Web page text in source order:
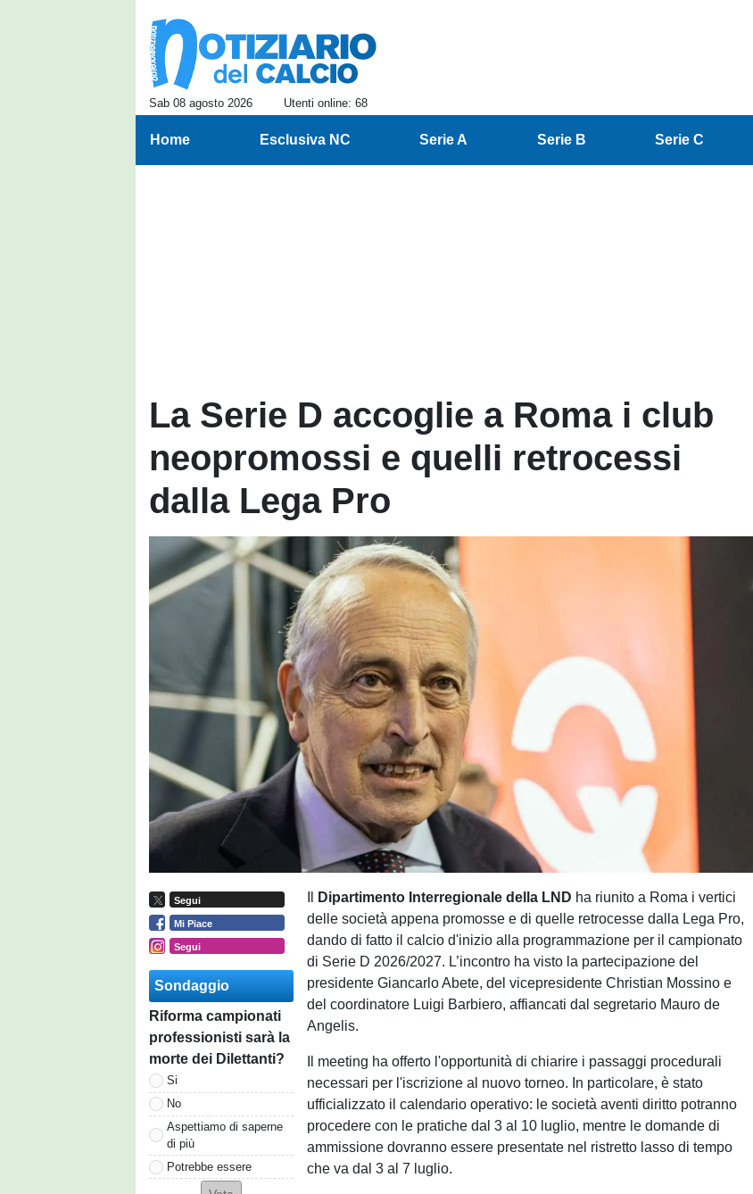
Sab 08 agosto 2026 Utenti online: 68
Home Esclusiva NC Serie A Serie B Serie C
La Serie D accoglie a Roma i club
neopromossi e quelli retrocessi
dalla Lega Pro
Segui
Mi Piace
Segui
Sondaggio
Riforma campionati
professionisti sarà la
morte dei Dilettanti?
Si
No
Aspettiamo di saperne
di più
Potrebbe essere
Dipartimento Interregionale della LND ha riunito a Roma i vertici
delle società appena promosse e di quelle retrocesse dalla Lega Pro,
dando di fatto il calcio d'inizio alla programmazione per il campionato
di Serie D 2026/2027. L’incontro ha visto la partecipazione del
presidente Giancarlo Abete, del vicepresidente Christian Mossino e
del coordinatore Luigi Barbiero, affiancati dal segretario Mauro de
Angelis.
Il meeting ha offerto l'opportunità di chiarire i passaggi procedurali
necessari per l'iscrizione al nuovo torneo. In particolare, è stato
ufficializzato il calendario operativo: le società aventi diritto potranno
procedere con le pratiche dal 3 al 10 luglio, mentre le domande di
ammissione dovranno essere presentate nel ristretto lasso di tempo
che va dal 3 al 7 luglio.